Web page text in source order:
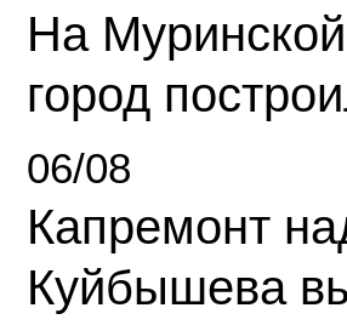
На
город
06/08
Капремонт
Куйбышева